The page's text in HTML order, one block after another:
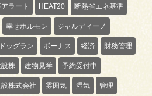
ラート HEAT20 断熱省エネ基準
幸せホルモン ジャルディーノ
ドッグラン ボーナス 経済 財務管理
株 建物見学 予約受付中
株式会社 雰囲気 湿気 管理